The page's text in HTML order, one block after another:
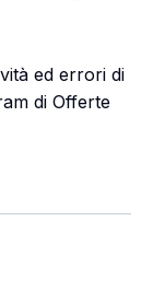
ed errori di
di Offerte